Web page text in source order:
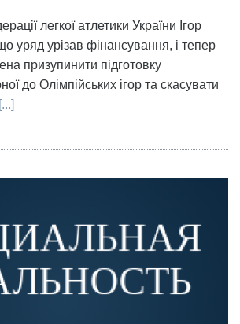
легкої атлетики України Ігор
уряд урізав фінансування, і тепер
призупинити підготовку
до Олімпійських ігор та скасувати
[...]